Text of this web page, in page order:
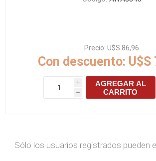
Precio: U$S 86,96
Con descuento: U$S
i
h
AGREGAR AL
CARRITO
Sólo los usuarios registrados pueden